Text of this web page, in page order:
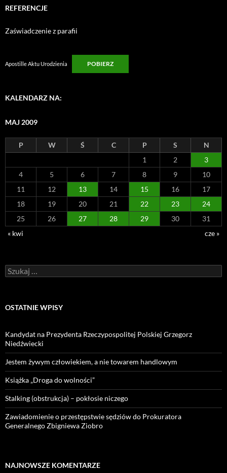
REFERENCJE
Zaświadczenie z parafii
Apostille Aktu Urodzienia POBIERZ
KALENDARZ NA:
MAJ 2009
P W Ś C P S
N
1
2
3
4
5 6 7 8 9
10
11
12 13 14 15 16
17
18
19 20 21 22 23
24
25
26 27 28 29 30
31
« kwi
cze »
Szukaj:
OSTATNIE WPISY
Kandydat na Prezydenta Rzeczypospolitej Polskiej Grzegorz
Niedźwiecki
Jestem żywym człowiekiem, a nie towarem handlowym
Książka „Droga do wolności”
Stalking (obstrukcja) – pokłosie niczego
Zawiadomienie o przestępstwie sędziów do Prokuratora
Generalnego Zbigniewa Ziobro
NAJNOWSZE KOMENTARZE